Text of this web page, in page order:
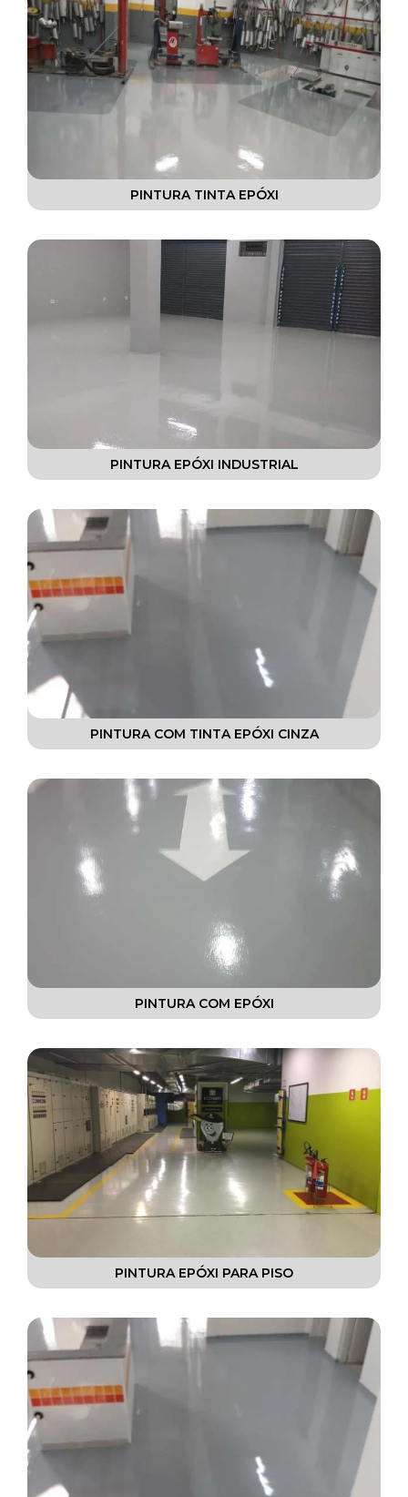
RESTAURAÇÃO DE CONCRETOS
RESTAURAÇÃO DE PINTURAS
REVESTIMENTOS AUTONIVELANTES
PINTURA TINTA EPÓXI
PINTURA EPÓXI INDUSTRIAL
PINTURA COM TINTA EPÓXI CINZA
PINTURA COM EPÓXI
PINTURA EPÓXI PARA PISO